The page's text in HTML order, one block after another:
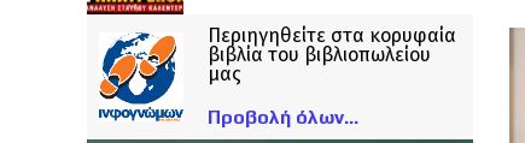
Περιηγηθείτε στα κορυφαία
βιβλία του βιβλιοπωλείου
μας
Προβολή όλων